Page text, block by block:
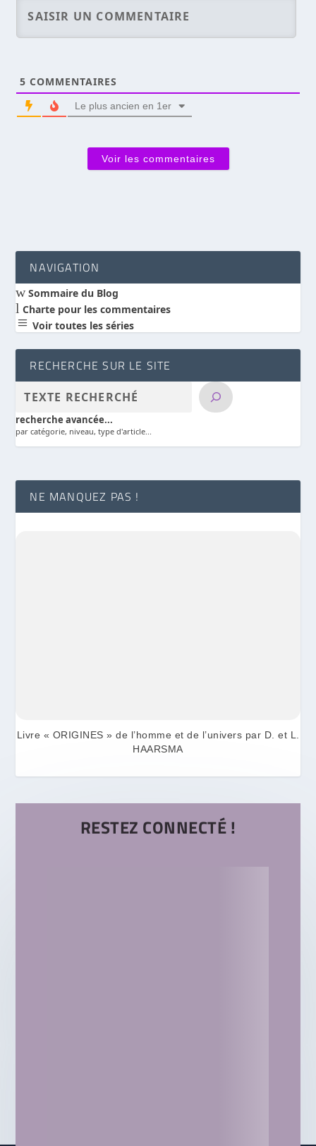
5 COMMENTAIRES
Le plus ancien en 1er
Voir les commentaires
NAVIGATION
wSommaire du Blog
l Charte pour les commentaires
a Voir toutes les séries
RECHERCHE SUR LE SITE
recherche avancée...
par catégorie, niveau, type d'article...
NE MANQUEZ PAS !
Livre « ORIGINES » de l’homme et de l’univers par D. et L.
HAARSMA
RESTEZ CONNECTÉ !